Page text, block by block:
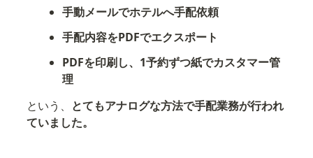
手動メールでホテルへ手配依頼
手配内容をPDFでエクスポート
PDFを印刷し、1予約ずつ紙でカスタマー管
理
という、 とてもアナログな方法で手配業務が行われ
ていました。